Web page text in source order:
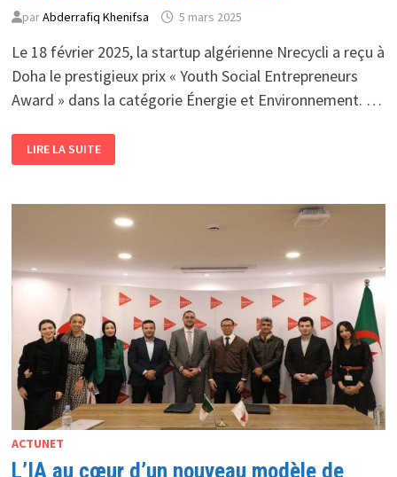
parAbderrafiq Khenifsa 5 mars 2025
Le 18 février 2025, la startup algérienne Nrecycli a reçu à
Doha le prestigieux prix « Youth Social Entrepreneurs
Award » dans la catégorie Énergie et Environnement. …
ENVIRONNEMENT
&
INNOVATION
RÉCOMPENSÉE
FAVEUR
DU
RECYCLAGE
ALGÉRIE
LIRE LA SUITE
ACTUNET
L’IA au cœur d’un nouveau modèle de